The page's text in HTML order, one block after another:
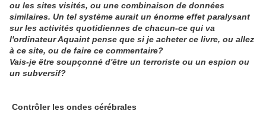
ou les sites visités, ou une combinaison de données
similaires. Un tel système aurait un énorme effet paralysant
sur les activités quotidiennes de chacun-ce qui va
l'ordinateur Aquaint pense que si je acheter ce livre, ou allez
à ce site, ou de faire ce commentaire?
Vais-je être soupçonné d'être un terroriste ou un espion ou
un subversif?
Contrôler les ondes cérébrales